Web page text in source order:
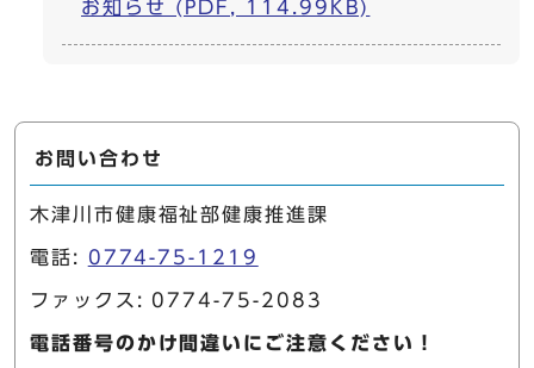
お知らせ (PDF, 114.99KB)
お問い合わせ
木津川市健康福祉部健康推進課
電話: 0774-75-1219
ファックス: 0774-75-2083
電話番号のかけ間違いにご注意ください！